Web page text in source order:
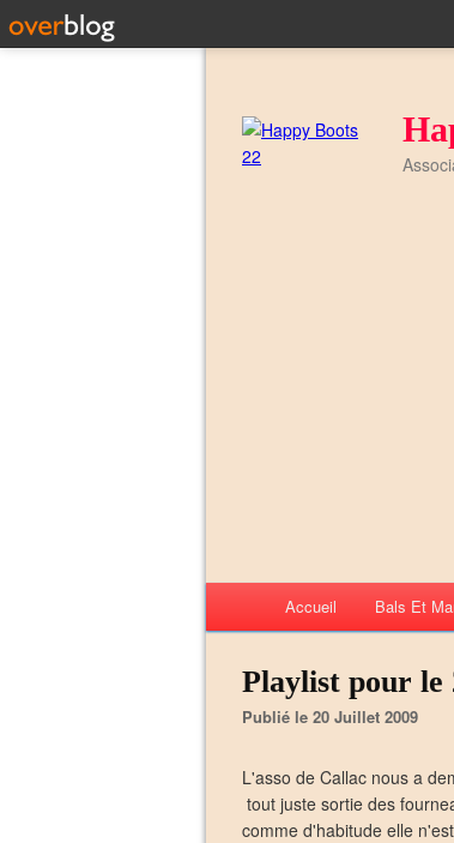
Accueil Bals Et
Playlist pour le
Publié le 20 Juillet 2009
L'asso de Callac nous a
tout juste sortie des
comme d'habitude elle